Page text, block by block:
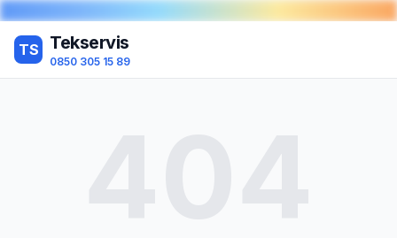
TS Tekservis
0850 305 15 89